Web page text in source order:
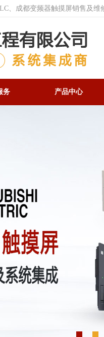
、成都变频器触摸屏销售及
务 产品中心